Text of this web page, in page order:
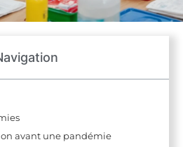
avant une pandémie